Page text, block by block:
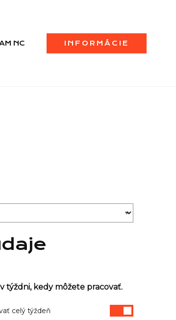
NC INFORMÁCIE
týždni, kedy môžete pracovať.
celý týždeň